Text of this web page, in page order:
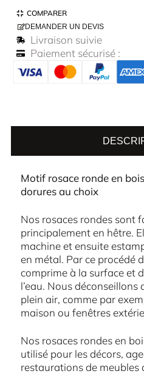
COMPARER
DEMANDER UN DEVIS
Livraison suivie
Paiement sécurisé :
Motif rosace ronde en
dorures au choix
Nos rosaces rondes sont
principalement en hêtre.
machine et ensuite
en métal. Par ce procédé
comprime à la surface et
l’eau. Nous déconseillons
plein air, comme par
maison ou fenêtres
Nos rosaces rondes en
utilisé pour les décors,
restaurations de meubles